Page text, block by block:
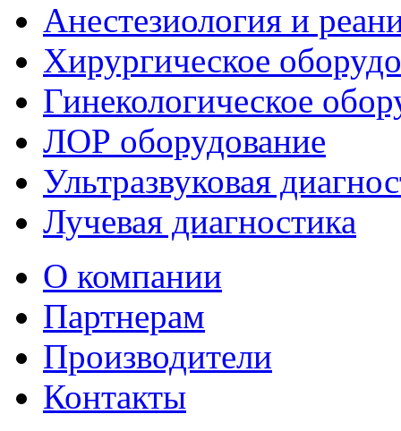
Анестезиология и
Хирургическое
Гинекологическое
ЛОР оборудование
Ультразвуковая
Лучевая диагностика
О компании
Партнерам
Производители
Контакты